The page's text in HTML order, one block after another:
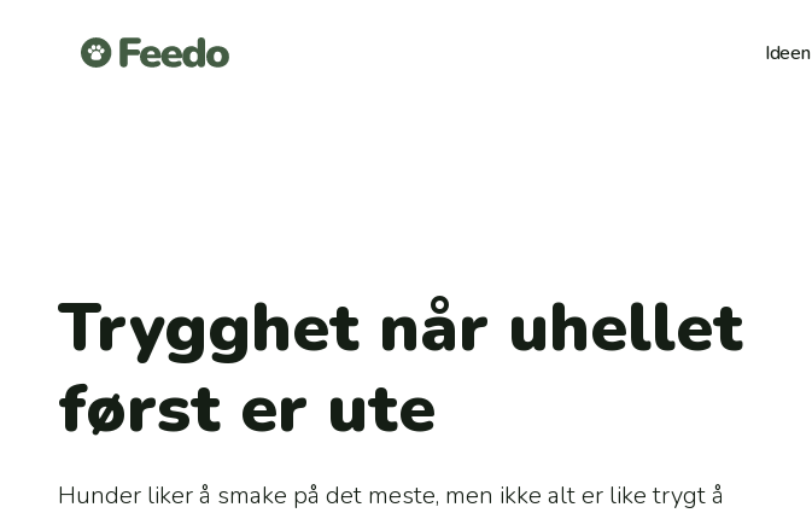
Ideen
Trygghet når uhellet
først er ute
Hunder liker å smake på det meste, men ikke alt er like trygt å